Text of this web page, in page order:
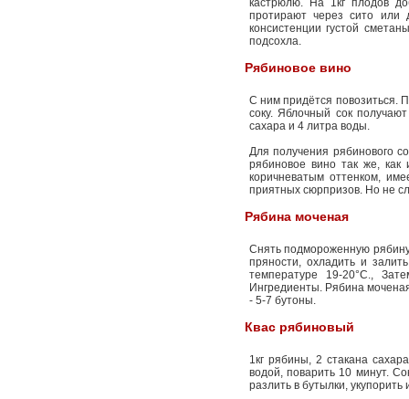
кастрюлю. На 1кг плодов
протирают через сито или
консистенции густой
подсохла.
Рябиновое вино
С ним придётся повозиться.
соку. Яблочный сок
сахара и 4 литра воды.
Для получения рябинового
рябиновое вино так же, как
коричневатым оттенком,
приятных сюрпризов. Но не
Рябина моченая
Снять подмороженную
пряности, охладить и
температуре 19-20°С.,
Ингредиенты. Рябина
- 5-7 бутоны.
Квас рябиновый
1кг рябины, 2 стакана
водой, поварить 10 минут.
разлить в бутылки,